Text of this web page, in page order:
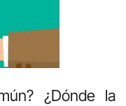
¿Dónde la